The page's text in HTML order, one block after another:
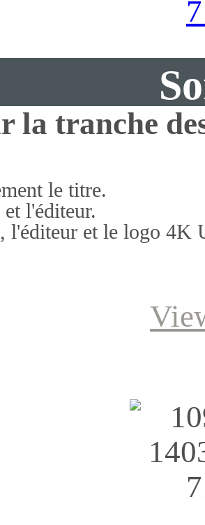
la tranche
le titre.
l'éditeur.
l'éditeur et le logo 4K